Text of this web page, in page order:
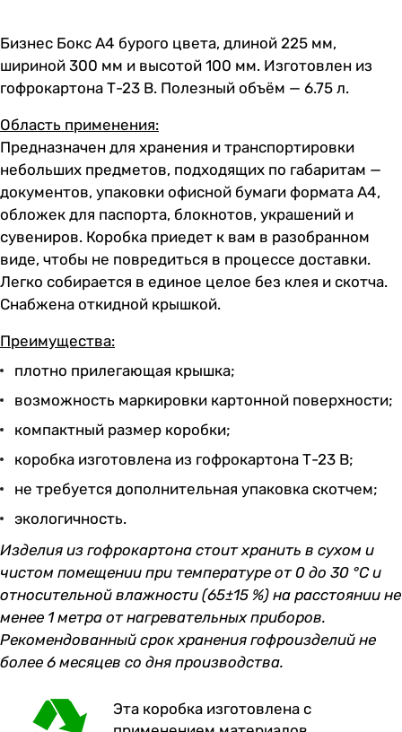
Бизнес Бокс А4 бурого цвета, длиной 225 мм,
шириной 300 мм и высотой 100 мм. Изготовлен из
гофрокартона Т-23 В. Полезный объём — 6.75 л.
Область применения:
Предназначен для хранения и транспортировки
небольших предметов, подходящих по габаритам —
документов, упаковки офисной бумаги формата А4,
обложек для паспорта, блокнотов, украшений и
сувениров. Коробка приедет к вам в разобранном
виде, чтобы не повредиться в процессе доставки.
Легко собирается в единое целое без клея и скотча.
Снабжена откидной крышкой.
Преимущества:
плотно прилегающая крышка;
возможность маркировки картонной поверхности;
компактный размер коробки;
коробка изготовлена из гофрокартона Т-23 В;
не требуется дополнительная упаковка скотчем;
экологичность.
Изделия из гофрокартона стоит хранить в сухом и
чистом помещении при температуре от 0 до 30 °С и
относительной влажности (65±15 %) на расстоянии не
менее 1 метра от нагревательных приборов.
Рекомендованный срок хранения гофроизделий не
более 6 месяцев со дня производства.
Эта коробка изготовлена с